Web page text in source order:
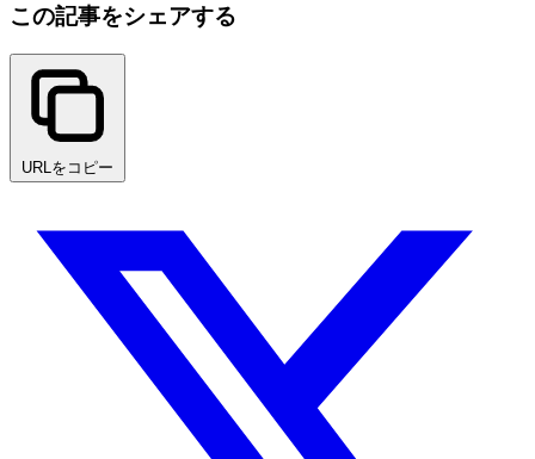
この記事をシェアする
URLをコピー